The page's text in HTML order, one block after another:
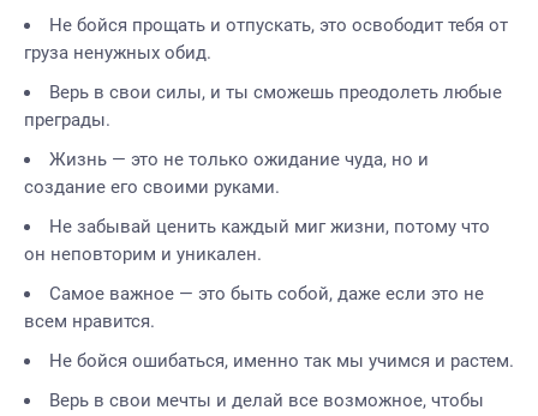
Не бойся прощать и отпускать, это освободит тебя от
груза ненужных обид.
Верь в свои силы, и ты сможешь преодолеть любые
преграды.
Жизнь — это не только ожидание чуда, но и
создание его своими руками.
Не забывай ценить каждый миг жизни, потому что
он неповторим и уникален.
Самое важное — это быть собой, даже если это не
всем нравится.
Не бойся ошибаться, именно так мы учимся и растем.
Верь в свои мечты и делай все возможное, чтобы